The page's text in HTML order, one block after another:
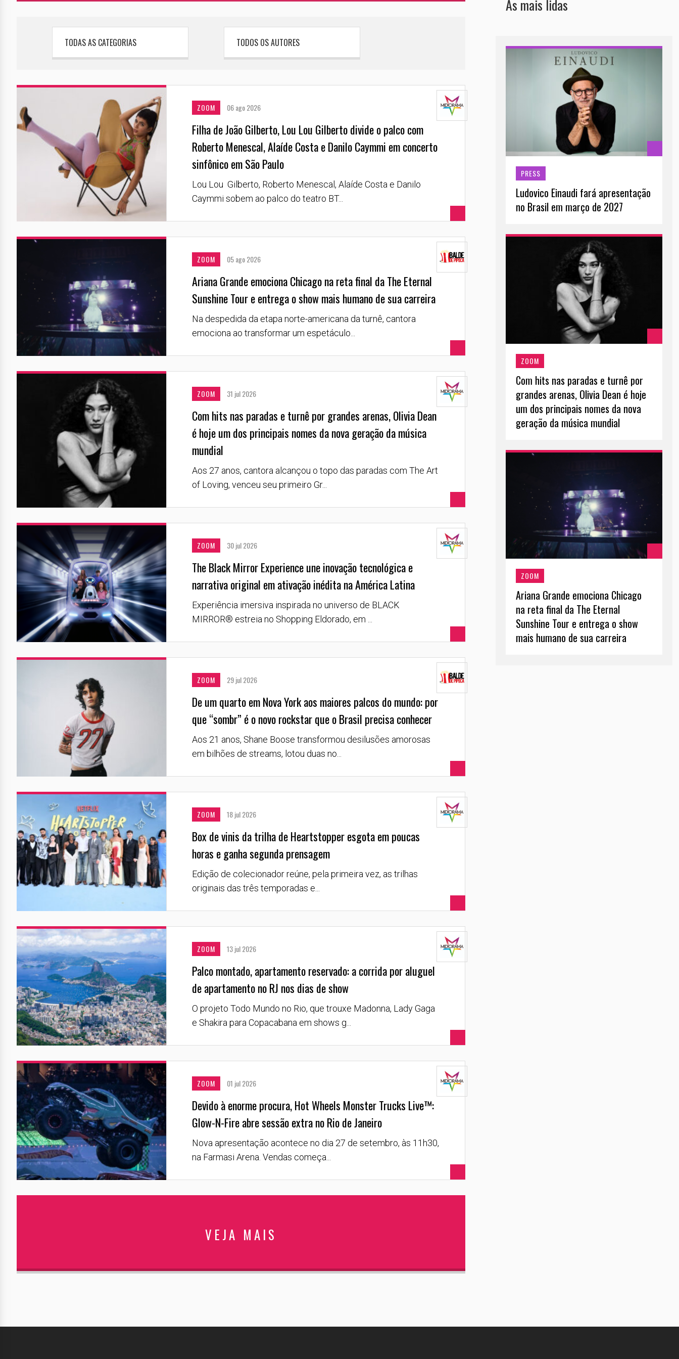
As mais lidas
PRESS
Ludovico Einaudi fará apresentação
no Brasil em março de 2027
ZOOM
Com hits nas paradas e turnê por
grandes arenas, Olivia Dean é hoje
um dos principais nomes da nova
geração da música mundial
ZOOM
Ariana Grande emociona Chicago
na reta final da The Eternal
Sunshine Tour e entrega o show
mais humano de sua carreira
TODAS AS CATEGORIAS TODOS OS AUTORES
ZOOM 06 ago 2026
Filha de João Gilberto, Lou Lou Gilberto divide o palco com
Roberto Menescal, Alaíde Costa e Danilo Caymmi em concerto
sinfônico em São Paulo
Lou Lou Gilberto, Roberto Menescal, Alaíde Costa e Danilo
Caymmi sobem ao palco do teatro BT...
ZOOM 05 ago 2026
Ariana Grande emociona Chicago na reta final da The Eternal
Sunshine Tour e entrega o show mais humano de sua carreira
Na despedida da etapa norte-americana da turnê, cantora
emociona ao transformar um espetáculo...
ZOOM 31 jul 2026
Com hits nas paradas e turnê por grandes arenas, Olivia Dean
é hoje um dos principais nomes da nova geração da música
mundial
Aos 27 anos, cantora alcançou o topo das paradas com The Art
of Loving, venceu seu primeiro Gr...
ZOOM 30 jul 2026
The Black Mirror Experience une inovação tecnológica e
narrativa original em ativação inédita na América Latina
Experiência imersiva inspirada no universo de BLACK
MIRROR® estreia no Shopping Eldorado, em ...
ZOOM 29 jul 2026
De um quarto em Nova York aos maiores palcos do mundo: por
que “sombr” é o novo rockstar que o Brasil precisa conhecer
Aos 21 anos, Shane Boose transformou desilusões amorosas
em bilhões de streams, lotou duas no...
ZOOM 18 jul 2026
Box de vinis da trilha de Heartstopper esgota em poucas
horas e ganha segunda prensagem
Edição de colecionador reúne, pela primeira vez, as trilhas
originais das três temporadas e...
ZOOM 13 jul 2026
Palco montado, apartamento reservado: a corrida por aluguel
de apartamento no RJ nos dias de show
O projeto Todo Mundo no Rio, que trouxe Madonna, Lady Gaga
e Shakira para Copacabana em shows g...
ZOOM 01 jul 2026
Devido à enorme procura, Hot Wheels Monster Trucks Live™:
Glow-N-Fire abre sessão extra no Rio de Janeiro
Nova apresentação acontece no dia 27 de setembro, às 11h30,
na Farmasi Arena. Vendas começa...
VEJA MAIS